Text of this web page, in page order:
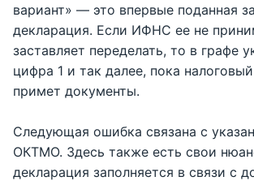
вариант» — это впервые поданная
декларация. Если ИФНС ее не
заставляет переделать, то в графе
цифра 1 и так далее, пока
примет документы.
Следующая ошибка связана с
ОКТМО. Здесь также есть свои
декларация заполняется в связи с